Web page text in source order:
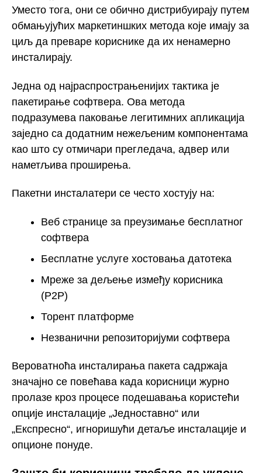
Уместо тога, они се обично дистрибуирају путем
обмањујућих маркетиншких метода које имају за
циљ да преваре кориснике да их ненамерно
инсталирају.
Једна од најраспрострањенијих тактика је
пакетирање софтвера. Ова метода
подразумева паковање легитимних апликација
заједно са додатним нежељеним компонентама
као што су отмичари прегледача, адвер или
наметљива проширења.
Пакетни инсталатери се често хостују на:
Веб странице за преузимање бесплатног
софтвера
Бесплатне услуге хостовања датотека
Мреже за дељење између корисника
(P2P)
Торент платформе
Незванични репозиторијуми софтвера
Вероватноћа инсталирања пакета садржаја
значајно се повећава када корисници журно
пролазе кроз процесе подешавања користећи
опције инсталације „Једноставно“ или
„Експресно“, игноришући детаље инсталације и
опционе понуде.